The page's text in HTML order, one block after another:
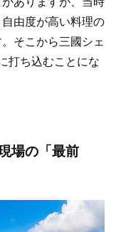
由度が高い料理の
そこから三國シェ
打ち込むことにな
場の「最前